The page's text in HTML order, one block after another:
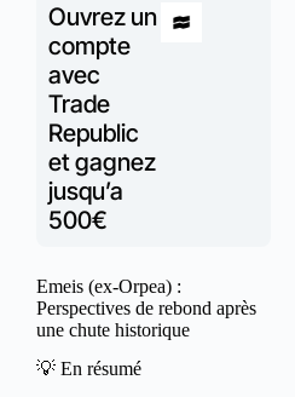
Ouvrez un
compte
avec
Trade
Republic
et gagnez
jusqu’a
500€
Emeis (ex-Orpea) :
Perspectives de rebond après
une chute historique
💡 En résumé